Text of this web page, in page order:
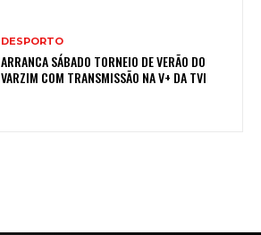
DESPORTO
ARRANCA SÁBADO TORNEIO DE VERÃO DO
VARZIM COM TRANSMISSÃO NA V+ DA TVI